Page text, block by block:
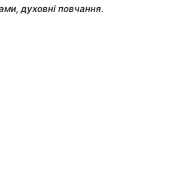
духовні повчання.